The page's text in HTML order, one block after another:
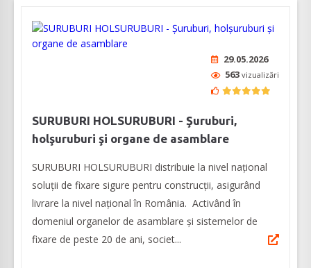
29.05.2026
563 vizualizări
SURUBURI HOLSURUBURI - Şuruburi,
holşuruburi şi organe de asamblare
SURUBURI HOLSURUBURI distribuie la nivel naţional
soluţii de fixare sigure pentru construcţii, asigurând
livrare la nivel naţional în România. Activând în
domeniul organelor de asamblare şi sistemelor de
fixare de peste 20 de ani, societ...